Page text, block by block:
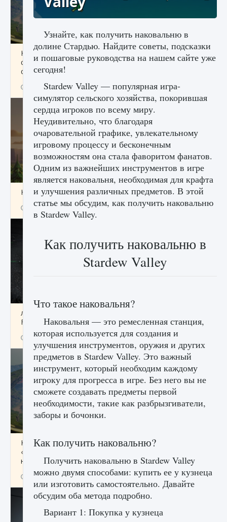
Как исправить ошибку Palworld «Идет
сохранение мира — Невозможно начать
сохранение данных мира»
9 августа 2024 2 511 0 0
Как заработать медали лиги Clash of Clans
9 августа 2024 2 599 0 1
лицензии, лиги, команды и стадионы в EA
FC 25
9 августа 2024 2 395 0 2
Как исправить ошибку Palworld EPalworld
«Идет сохранение мира — Невозможно
начать сохранение данных мира»
9 августа 2024 2 711 0 0
Узнайте, как получить наковальню в
долине Стардью. Найдите советы, подсказки
и пошаговые руководства на нашем сайте уже
сегодня!
Stardew Valley — популярная игра-
симулятор сельского хозяйства, покорившая
сердца игроков по всему миру.
Неудивительно, что благодаря
очаровательной графике, увлекательному
игровому процессу и бесконечным
возможностям она стала фаворитом фанатов.
Одним из важнейших инструментов в игре
является наковальня, необходимая для крафта
и улучшения различных предметов. В этой
статье мы обсудим, как получить наковальню
в Stardew Valley.
Как получить наковальню в
Stardew Valley
Что такое наковальня?
Наковальня — это ремесленная станция,
которая используется для создания и
улучшения инструментов, оружия и других
предметов в Stardew Valley. Это важный
инструмент, который необходим каждому
игроку для прогресса в игре. Без него вы не
сможете создавать предметы первой
необходимости, такие как разбрызгиватели,
заборы и бочонки.
Как получить наковальню?
Получить наковальню в Stardew Valley
можно двумя способами: купить ее у кузнеца
или изготовить самостоятельно. Давайте
обсудим оба метода подробно.
Вариант 1: Покупка у кузнеца